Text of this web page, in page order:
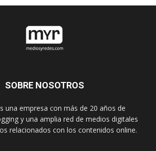
SOBRE NOSOTROS
una empresa con más de 20 años de
y una amplia red de medios digitales
relacionados con los contenidos online.